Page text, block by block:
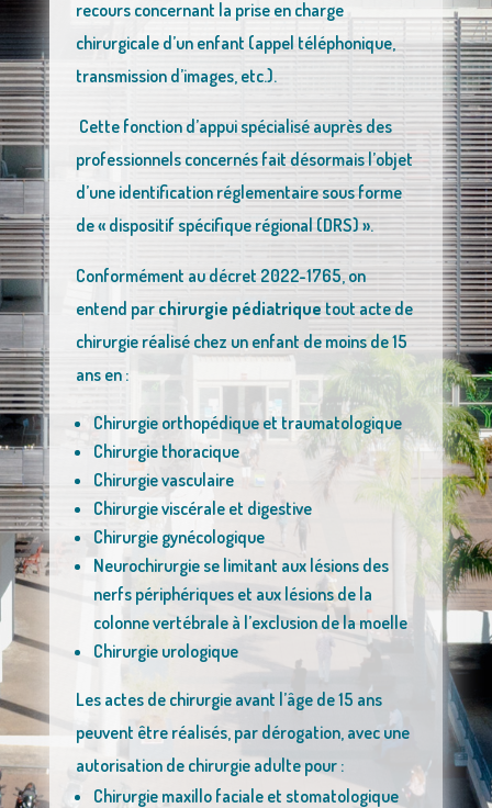
recours concernant la prise en charge
chirurgicale d’un enfant (appel téléphonique,
transmission d’images, etc.).
Cette fonction d’appui spécialisé auprès des
professionnels concernés fait désormais l’objet
d’une identification réglementaire sous forme
de « dispositif spécifique régional (DRS) ».
Conformément au décret 2022-1765, on
entend par chirurgie pédiatriquetout acte de
chirurgie réalisé chez un enfant de moins de 15
ans en :
Chirurgie orthopédique et traumatologique
Chirurgie thoracique
Chirurgie vasculaire
Chirurgie viscérale et digestive
Chirurgie gynécologique
Neurochirurgie se limitant aux lésions des
nerfs périphériques et aux lésions de la
colonne vertébrale à l’exclusion de la moelle
Chirurgie urologique
Les actes de chirurgie avant l’âge de 15 ans
peuvent être réalisés, par dérogation, avec une
autorisation de chirurgie adulte pour :
Chirurgie maxillo faciale et stomatologique